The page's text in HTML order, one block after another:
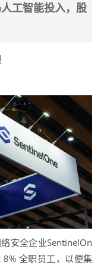
工智能投入，股
安全企业SentinelOn
全职员工，以便集